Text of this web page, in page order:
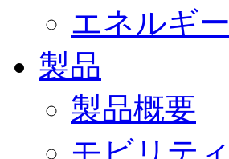
エネルギー
製品
製品概要